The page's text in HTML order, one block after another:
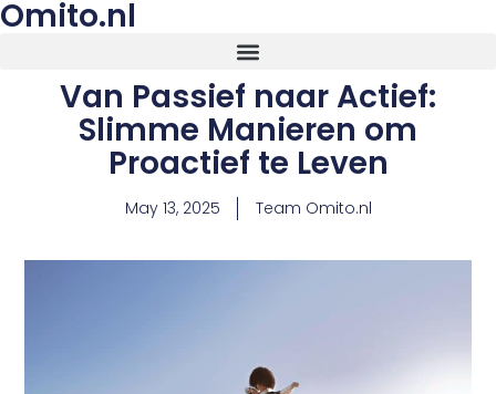
Omito.nl
Van Passief naar Actief:
Slimme Manieren om
Proactief te Leven
May 13, 2025 Team Omito.nl